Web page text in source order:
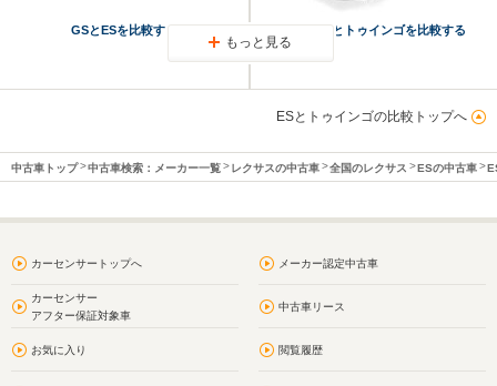
GSとESを比較する ウインドとトゥインゴを比較する
もっと見る
ESとトゥインゴの比較トップへ
中古車トップ 中古車検索：メーカー一覧 レクサスの中古車 全国のレクサス ESの中古車
カーセンサートップへ メーカー認定中古車
カーセンサー
アフター保証対象車
中古車リース
お気に入り 閲覧履歴